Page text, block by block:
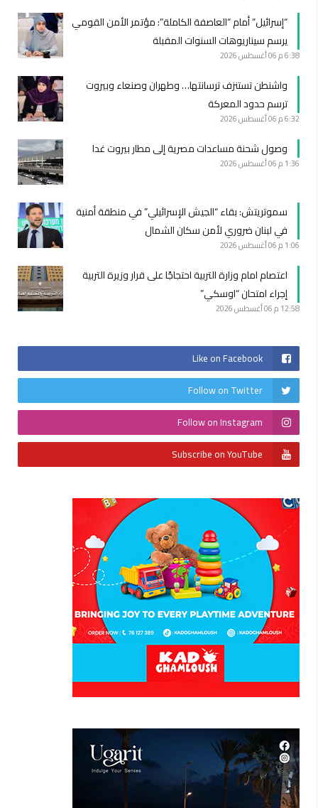
“إسرائيل” أمام “العاصفة الكاملة”: مؤتمر الأمن القومي
يرسم سيناريوهات السنوات المقبلة
6:38 م 06 أغسطس 2026
واشنطن تستنزف ترسانتها… وطهران وصنعاء وبيروت
ترسم حدود المعركة
6:32 م 06 أغسطس 2026
وصول شحنة مساعدات مصرية إلى مطار بيروت غدا
1:36 م 06 أغسطس 2026
سموتريتش: بقاء “الجيش الإسرائيلي” في منطقة أمنية
في لبنان ضروري لأمن سكان الشمال
1:06 م 06 أغسطس 2026
اعتصام امام وزارة التربية احتجاجًا على قرار وزيرة التربية
إجراء امتحان “اوسكي”
12:58 م 06 أغسطس 2026
Like on Facebook
Follow on Twitter
Follow on Instagram
Subscribe on YouTube